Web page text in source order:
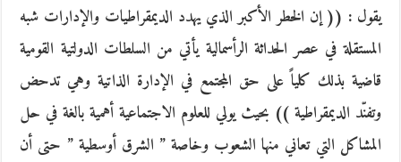
يقول : (( إن الخطر الأكبر الذي يهدد الديمقراطيات والإدارات شبه
المستقلة في عصر الحداثة الرأسمالية يأتي من السلطات الدولتية القومية
قاضية بذلك كلياً على حق المجتمع في الإدارة الذاتية وهي تدحض
وتفنّد الديمقراطية )) بحيث يولي للعلوم الاجتماعية أهمية بالغة في حل
المشاكل التي تعاني منها الشعوب وخاصة ” الشرق أوسطية ” حتى أن